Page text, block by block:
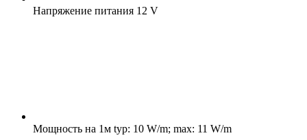
Напряжение питания 12 V
Мощность на 1м typ: 10 W/m; max: 11 W/m